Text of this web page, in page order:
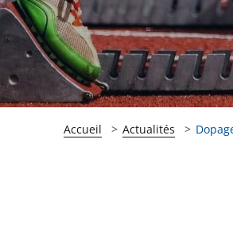
Accueil Actualités